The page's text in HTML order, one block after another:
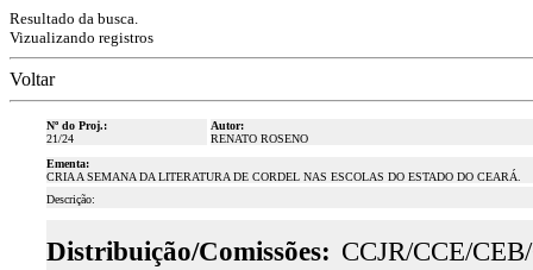
Resultado da busca.
Vizualizando registros
Voltar
Nº do Proj.:
21/24
Autor:
RENATO ROSENO
Ementa:
CRIA A SEMANA DA LITERATURA DE CORDEL NAS ESCOLAS DO ESTADO DO CEARÁ.
Descrição:
Distribuição/Comissões: CCJR/CCE/